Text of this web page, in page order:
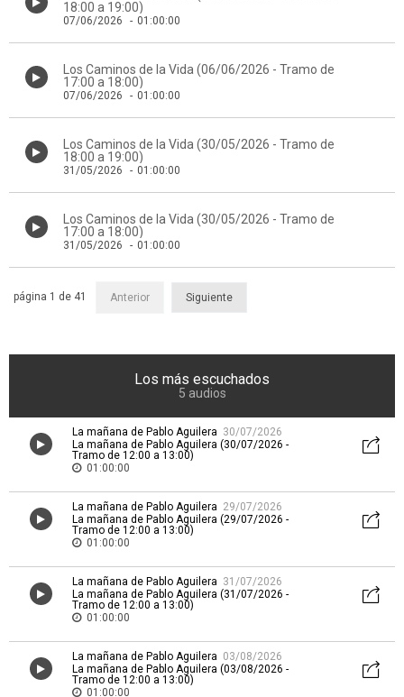
18:00 a 19:00)
07/06/2026 - 01:00:00
Los Caminos de la Vida (06/06/2026 - Tramo de
17:00 a 18:00)
07/06/2026 - 01:00:00
Los Caminos de la Vida (30/05/2026 - Tramo de
18:00 a 19:00)
31/05/2026 - 01:00:00
Los Caminos de la Vida (30/05/2026 - Tramo de
17:00 a 18:00)
31/05/2026 - 01:00:00
Anterior Siguiente
página 1 de 41
Los más escuchados
5 audios
La mañana de Pablo Aguilera 30/07/2026
La mañana de Pablo Aguilera (30/07/2026 -
Tramo de 12:00 a 13:00)
01:00:00
La mañana de Pablo Aguilera 29/07/2026
La mañana de Pablo Aguilera (29/07/2026 -
Tramo de 12:00 a 13:00)
01:00:00
La mañana de Pablo Aguilera 31/07/2026
La mañana de Pablo Aguilera (31/07/2026 -
Tramo de 12:00 a 13:00)
01:00:00
La mañana de Pablo Aguilera 03/08/2026
La mañana de Pablo Aguilera (03/08/2026 -
Tramo de 12:00 a 13:00)
01:00:00